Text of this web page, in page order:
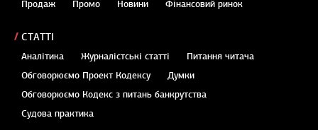
Продаж
Промо Новини Фінансовий ринок
СТАТТІ
Аналітика Журналістські статті
Питання читача
Обговорюємо Проект Кодексу
Думки
Обговорюємо Кодекс з питань банкрутства
Судова практика